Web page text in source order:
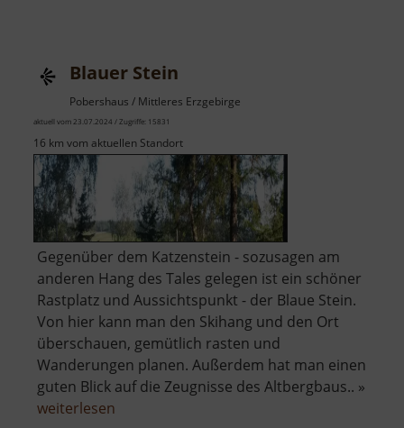
Blauer Stein
Pobershaus / Mittleres Erzgebirge
aktuell vom 23.07.2024 / Zugriffe: 15831
16 km vom aktuellen Standort
Gegenüber dem Katzenstein - sozusagen am
anderen Hang des Tales gelegen ist ein schöner
Rastplatz und Aussichtspunkt - der Blaue Stein.
Von hier kann man den Skihang und den Ort
überschauen, gemütlich rasten und
Wanderungen planen. Außerdem hat man einen
guten Blick auf die Zeugnisse des Altbergbaus.. »
weiterlesen